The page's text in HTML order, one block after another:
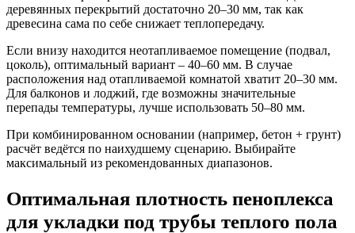
деревянных перекрытий достаточно 20–30 мм, так как
древесина сама по себе снижает теплопередачу.
Если внизу находится неотапливаемое помещение (подвал,
цоколь), оптимальный вариант – 40–60 мм. В случае
расположения над отапливаемой комнатой хватит 20–30 мм.
Для балконов и лоджий, где возможны значительные
перепады температуры, лучше использовать 50–80 мм.
При комбинированном основании (например, бетон + грунт)
расчёт ведётся по наихудшему сценарию. Выбирайте
максимальный из рекомендованных диапазонов.
Оптимальная плотность пеноплекса
для укладки под трубы теплого пола